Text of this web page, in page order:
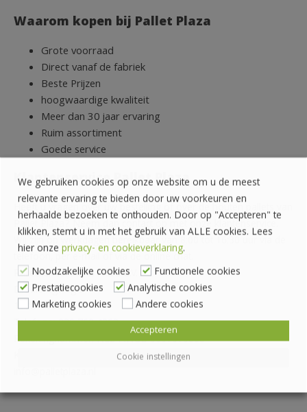
Waarom kopen bij Pallet Plaza
Grote voorraad
Direct vanaf de fabriek
Beste Prijzen
hoogwaardige kwaliteit
Meer dan 30 jaar ervaring
Ruim assortiment
Goede service
Klantenservice Pallet Plaza
Heeft u vragen over uw bestelling of over de houten pallets van
Pallet Plaza? Neem dan contact op met onze klantenservice.
Wij zijn op werkdagen bereikbaar van 8:00 tot 16:30 uur via de
telefoon, per e-mail of via de online chat.
Pallethandel Pallet Plaza B.V.
Draaibrugweg 2
1332 AC Almere
Telefoon: 036 760 4262
Rekeningnummer: NL24 INGB 0007070888
KvK-nummer: 62559060
We gebruiken cookies op onze website om u de meest
relevante ervaring te bieden door uw voorkeuren en
herhaalde bezoeken te onthouden. Door op "Accepteren" te
klikken, stemt u in met het gebruik van ALLE cookies. Lees
hier onze privacy- en cookieverklaring.
Noodzakelijke cookies
Functionele cookies
Prestatiecookies
Analytische cookies
Marketing cookies
Andere cookies
Cookie instellingen
Accepteren